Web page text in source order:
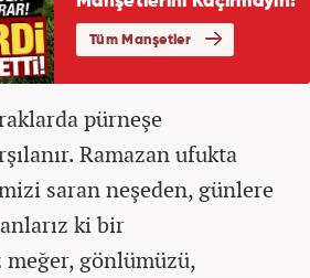
pürneşe
Ramazan ufukta
saran neşeden, günlere
ki bir
gönlümüzü,